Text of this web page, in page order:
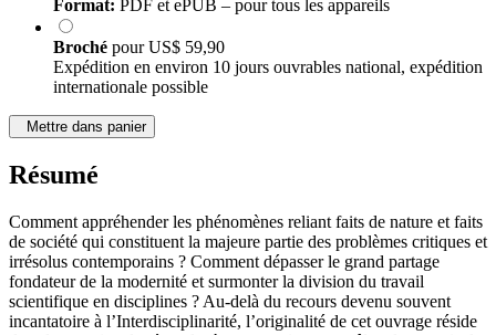
Format: PDF et ePUB – pour tous les appareils
Broché pourUS$ 59,90
Expédition en environ 10 jours ouvrables national, expédition
internationale possible
Mettre dans panier
Résumé
Comment appréhender les phénomènes reliant faits de nature et faits
de société qui constituent la majeure partie des problèmes critiques et
irrésolus contemporains ? Comment dépasser le grand partage
fondateur de la modernité et surmonter la division du travail
scientifique en disciplines ? Au-delà du recours devenu souvent
incantatoire à l’Interdisciplinarité, l’originalité de cet ouvrage réside